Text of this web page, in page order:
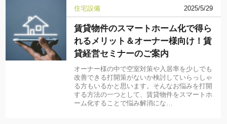
住宅設備 2025/5/29
賃貸物件のスマートホーム化で得ら
れるメリット＆オーナー様向け！賃
貸経営セミナーのご案内
オーナー様の中で空室対策や入居率を少しでも
改善できる打開策がないか検討していらっしゃ
る方もいるかと思います。そんなお悩みを打開
する方法の一つとして、賃貸物件をスマートホ
ーム化することで悩み解消にな…